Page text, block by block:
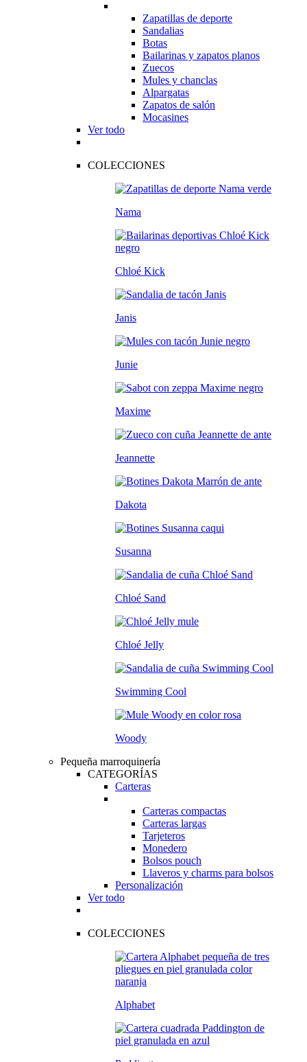
Zapatillas de deporte
Sandalias
Botas
Bailarinas y zapatos planos
Zuecos
Mules y chanclas
Alpargatas
Zapatos de salón
Mocasines
Ver todo
COLECCIONES
Nama
Chloé Kick
Janis
Junie
Maxime
Jeannette
Dakota
Susanna
Chloé Sand
Chloé Jelly
Swimming Cool
Woody
Pequeña marroquinería
CATEGORÍAS
Carteras
Carteras compactas
Carteras largas
Tarjeteros
Monedero
Bolsos pouch
Llaveros y charms para bolsos
Personalización
Ver todo
COLECCIONES
Alphabet